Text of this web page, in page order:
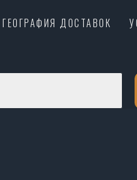
ГЕОГРАФИЯ ДОСТАВОК